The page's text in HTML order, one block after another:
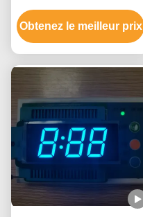
mené la taille 50,3 x 19 x
8mm de l'affichage
14.2mm
Obtenez le meilleur prix